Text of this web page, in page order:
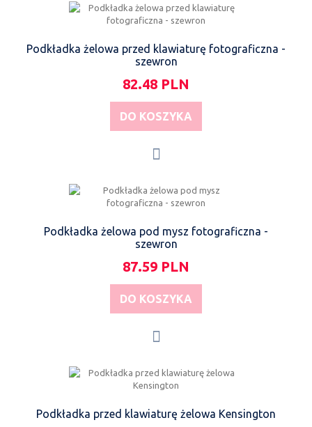
Podkładka żelowa przed klawiaturę fotograficzna -
szewron
82.48 PLN
DO KOSZYKA
Podkładka żelowa pod mysz fotograficzna -
szewron
87.59 PLN
DO KOSZYKA
Podkładka przed klawiaturę żelowa Kensington